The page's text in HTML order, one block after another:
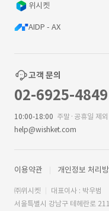
위시켓
AIDP - AX
고객 문의
02-6925-4849
10:00-18:00 주말·공휴일 제외
help@wishket.com
이용약관 개인정보 처리
㈜위시켓
대표이사 : 박우범
서울특별시 강남구 테헤란로